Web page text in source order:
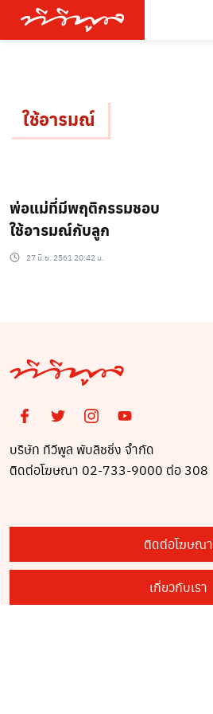
ใช้อารมณ์
พ่อแม่ที่มีพฤติกรรมชอบ
ใช้อารมณ์กับลูก
27 มิ.ย. 2561 20:42 น.
บริษัท ทีวีพูล พับลิชชิ่ง จำกัด
ติดต่อโฆษณา 02-733-9000 ต่อ 308
ติดต่อโฆษณา
เกี่ยวกับเรา